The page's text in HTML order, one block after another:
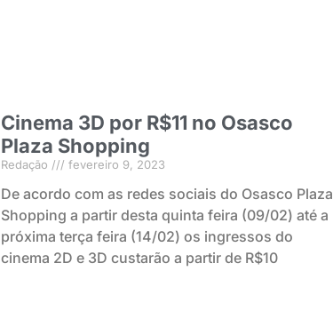
Cinema 3D por R$11 no Osasco
Plaza Shopping
Redação fevereiro 9, 2023
De acordo com as redes sociais do Osasco Plaza
Shopping a partir desta quinta feira (09/02) até a
próxima terça feira (14/02) os ingressos do
cinema 2D e 3D custarão a partir de R$10